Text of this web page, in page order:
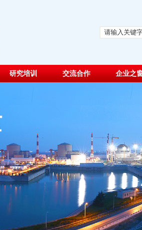
研究培训 交流合作 企业之